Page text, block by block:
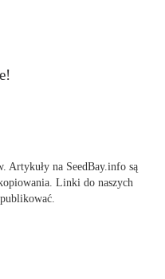
Artykuły na SeedBay.info są
Linki do naszych